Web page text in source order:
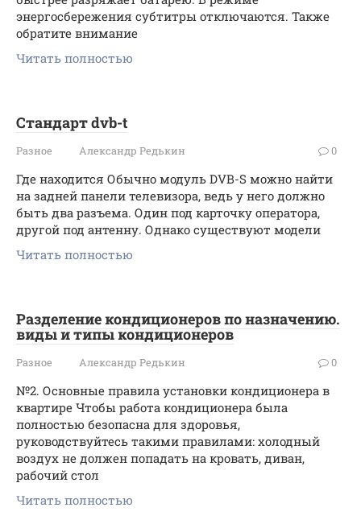
энергосбережения субтитры отключаются. Также
обратите внимание
Читать полностью
Стандарт dvb-t
Разное Александр Редькин 0
Где находится Обычно модуль DVB-S можно найти
на задней панели телевизора, ведь у него должно
быть два разъема. Один под карточку оператора,
другой под антенну. Однако существуют модели
Читать полностью
Разделение кондиционеров по назначению.
виды и типы кондиционеров
Разное Александр Редькин 0
№2. Основные правила установки кондиционера в
квартире Чтобы работа кондиционера была
полностью безопасна для здоровья,
руководствуйтесь такими правилами: холодный
воздух не должен попадать на кровать, диван,
рабочий стол
Читать полностью